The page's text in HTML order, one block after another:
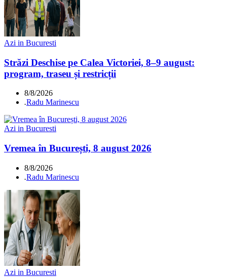
Azi in Bucuresti
Străzi Deschise pe Calea Victoriei, 8–9 august:
program, traseu și restricții
8/8/2026
.Radu Marinescu
Azi in Bucuresti
Vremea în București, 8 august 2026
8/8/2026
.Radu Marinescu
Azi in Bucuresti